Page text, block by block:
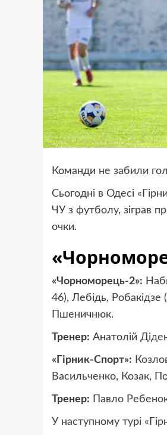
Команди не забили
Сьогодні в Одесі
ЧУ з футболу, зіграв
очки.
«Чорноморець-2»:
46), Лебідь,
Пшеничнюк.
Тренер: Анатолій
«Гірник-Спорт»:
Васильченко, Козак,
Тренер: Павло
У наступному турі